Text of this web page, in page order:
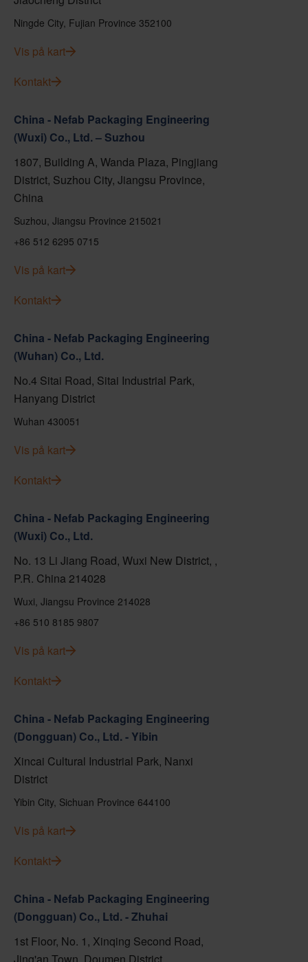
Ningde City, Fujian Province 352100
Vis på kart
Kontakt
China - Nefab Packaging Engineering
(Wuxi) Co., Ltd. – Suzhou
1807, Building A, Wanda Plaza, Pingjiang
District, Suzhou City, Jiangsu Province,
China
Suzhou, Jiangsu Province 215021
+86 512 6295 0715
Vis på kart
Kontakt
China - Nefab Packaging Engineering
(Wuhan) Co., Ltd.
No.4 Sitai Road, Sitai Industrial Park,
Hanyang District
Wuhan 430051
Vis på kart
Kontakt
China - Nefab Packaging Engineering
(Wuxi) Co., Ltd.
No. 13 Li Jiang Road, Wuxi New District, ,
P.R. China 214028
Wuxi, Jiangsu Province 214028
+86 510 8185 9807
Vis på kart
Kontakt
China - Nefab Packaging Engineering
(Dongguan) Co., Ltd. - Yibin
Xincai Cultural Industrial Park, Nanxi
District
Yibin City, Sichuan Province 644100
Vis på kart
Kontakt
China - Nefab Packaging Engineering
(Dongguan) Co., Ltd. - Zhuhai
1st Floor, No. 1, Xinqing Second Road,